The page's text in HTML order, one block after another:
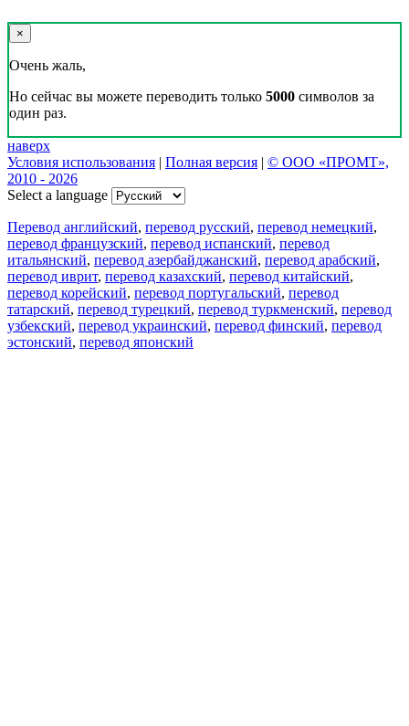
×
Очень жаль,
Но сейчас вы можете переводить только 5000 символов за
один раз.
наверх
Условия использования | Полная версия | © ООО «ПРОМТ»,
2010 - 2026
Select a language
Перевод английский, перевод русский, перевод немецкий,
перевод французский, перевод испанский, перевод
итальянский, перевод азербайджанский, перевод арабский,
перевод иврит, перевод казахский, перевод китайский,
перевод корейский, перевод португальский, перевод
татарский, перевод турецкий, перевод туркменский, перевод
узбекский, перевод украинский, перевод финский, перевод
эстонский, перевод японский